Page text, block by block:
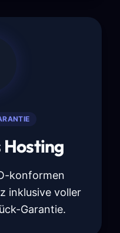
Hosting
konformen
inklusive voller
Garantie.